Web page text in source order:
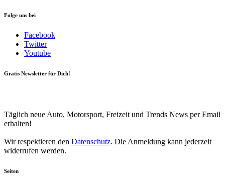
Folge uns bei
Facebook
Twitter
Youtube
Gratis Newsletter für Dich!
Täglich neue Auto, Motorsport, Freizeit und Trends News per Email
erhalten!
Wir respektieren den Datenschutz. Die Anmeldung kann jederzeit
widerrufen werden.
Seiten